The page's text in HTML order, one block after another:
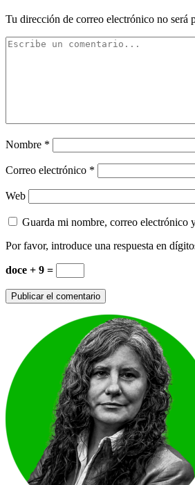
Tu dirección de correo electrónico no será
Nombre *
Correo electrónico *
Web
Guarda mi nombre, correo electrónico
Por favor, introduce una respuesta en
doce + 9 =